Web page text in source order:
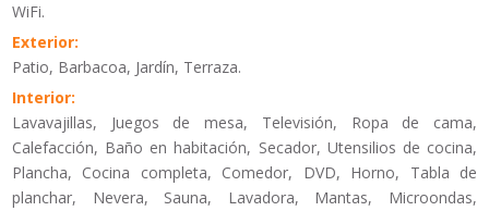
WiFi.
Exterior:
Patio, Barbacoa, Jardín, Terraza.
Interior:
Lavavajillas, Juegos de mesa, Televisión, Ropa de cama,
Calefacción, Baño en habitación, Secador, Utensilios de cocina,
Plancha, Cocina completa, Comedor, DVD, Horno, Tabla de
planchar, Nevera, Sauna, Lavadora, Mantas, Microondas,